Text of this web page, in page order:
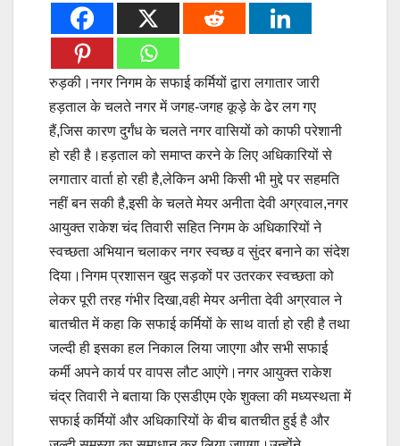
रुड़की।नगर निगम के सफाई कर्मियों द्वारा लगातार जारी
हड़ताल के चलते नगर में जगह-जगह कूड़े के ढेर लग गए
हैं,जिस कारण दुर्गंध के चलते नगर वासियों को काफी परेशानी
हो रही है।हड़ताल को समाप्त करने के लिए अधिकारियों से
लगातार वार्ता हो रही है,लेकिन अभी किसी भी मुद्दे पर सहमति
नहीं बन सकी है,इसी के चलते मेयर अनीता देवी अग्रवाल,नगर
आयुक्त राकेश चंद तिवारी सहित निगम के अधिकारियों ने
स्वच्छता अभियान चलाकर नगर स्वच्छ व सुंदर बनाने का संदेश
दिया।निगम प्रशासन खुद सड़कों पर उतरकर स्वच्छता को
लेकर पूरी तरह गंभीर दिखा,वही मेयर अनीता देवी अग्रवाल ने
बातचीत में कहा कि सफाई कर्मियों के साथ वार्ता हो रही है तथा
जल्दी ही इसका हल निकाल लिया जाएगा और सभी सफाई
कर्मी अपने कार्य पर वापस लौट आएंगे।नगर आयुक्त राकेश
चंद्र तिवारी ने बताया कि एसडीएम एके शुक्ला की मध्यस्थता में
सफाई कर्मियों और अधिकारियों के बीच बातचीत हुई है और